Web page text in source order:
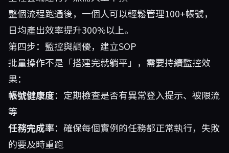
整個流程跑通後，一個人可以輕鬆管理100+帳號，
日均產出效率提升300%以上。
第四步：監控與調優，建立SOP
批量操作不是「搭建完就躺平」，需要持續監控效
果：
帳號健康度：定期檢查是否有異常登入提示、被限流
等
任務完成率：確保每個實例的任務都正常執行，失敗
的要及時重跑